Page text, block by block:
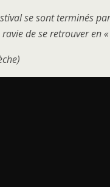
se sont terminés
de se retrouver en